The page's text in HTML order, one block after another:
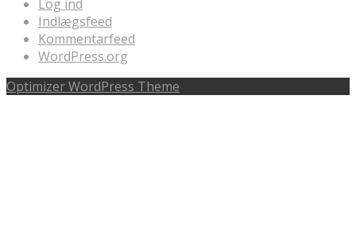
Log ind
Indlægsfeed
Kommentarfeed
WordPress.org
Optimizer WordPress Theme